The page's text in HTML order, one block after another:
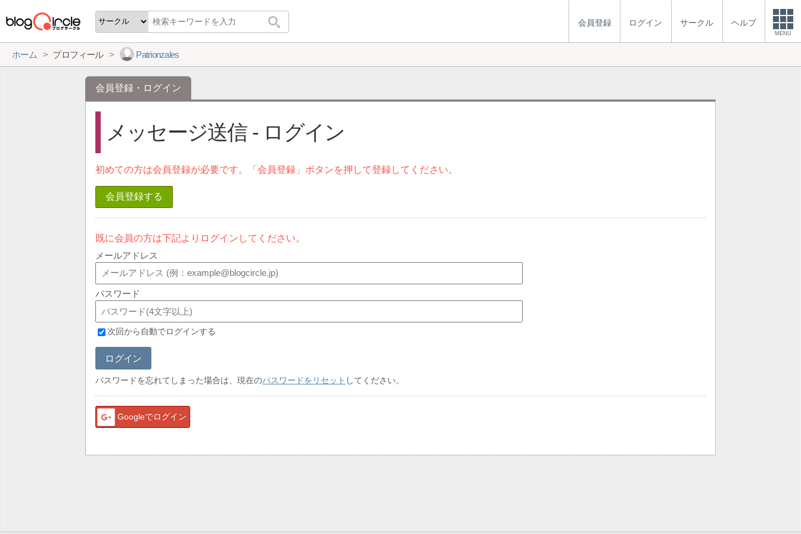
会員登録 ログイン サークル ヘルプ
MENU
ホーム プロフィール Patrionzales
会員登録・ログイン
メッセージ送信 - ログイン
初めての方は会員登録が必要です。「会員登録」ボタンを押して登録してください。
会員登録する
既に会員の方は下記よりログインしてください。
メールアドレス
パスワード
次回から自動でログインする
ログイン
パスワードを忘れてしまった場合は、現在のパスワードをリセット してください。
Googleでログイン